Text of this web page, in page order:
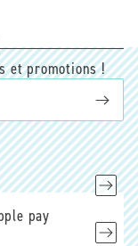
et promotions !
pay